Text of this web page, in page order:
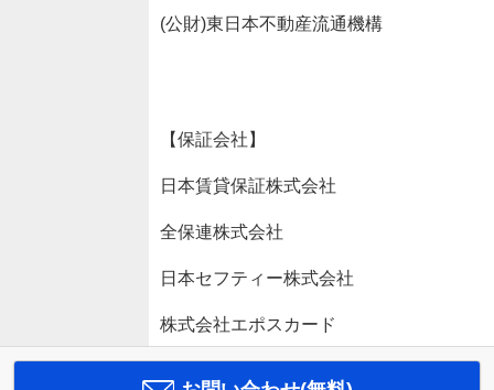
(公財)東日本不動産流通機構
【保証会社】
日本賃貸保証株式会社
全保連株式会社
日本セフティー株式会社
株式会社エポスカード